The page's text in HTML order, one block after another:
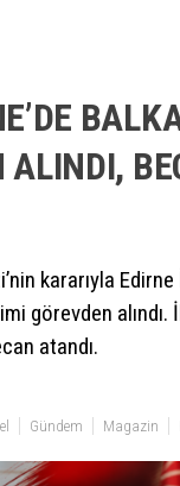
ALINDI,
kararıyla
görevden alındı.
atandı.
Gündem Magazin